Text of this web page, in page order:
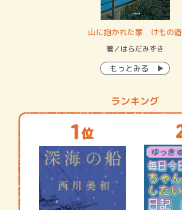
山に抱かれた家 けもの道
著／はらだみずき
もっとみる
ランキング